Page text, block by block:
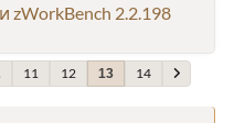
2.2.198
11 12 13 14